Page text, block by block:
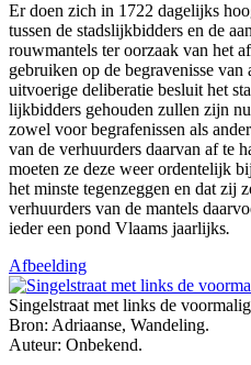
Er doen zich in 1722 dagelijks
tussen de stadslijkbidders en de
rouwmantels ter oorzaak van het
gebruiken op de begravenisse van
uitvoerige deliberatie besluit het
lijkbidders gehouden zullen zijn
zowel voor begrafenissen als
van de verhuurders daarvan af te
moeten ze deze weer ordentelijk
het minste tegenzeggen en dat zij
verhuurders van de mantels
ieder een pond Vlaams jaarlijks.
Afbeelding
Singelstraat met links de
Bron: Adriaanse, Wandeling.
Auteur: Onbekend.